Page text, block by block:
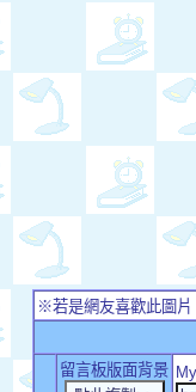
※若是網友喜歡此圖片
留言板版面背景